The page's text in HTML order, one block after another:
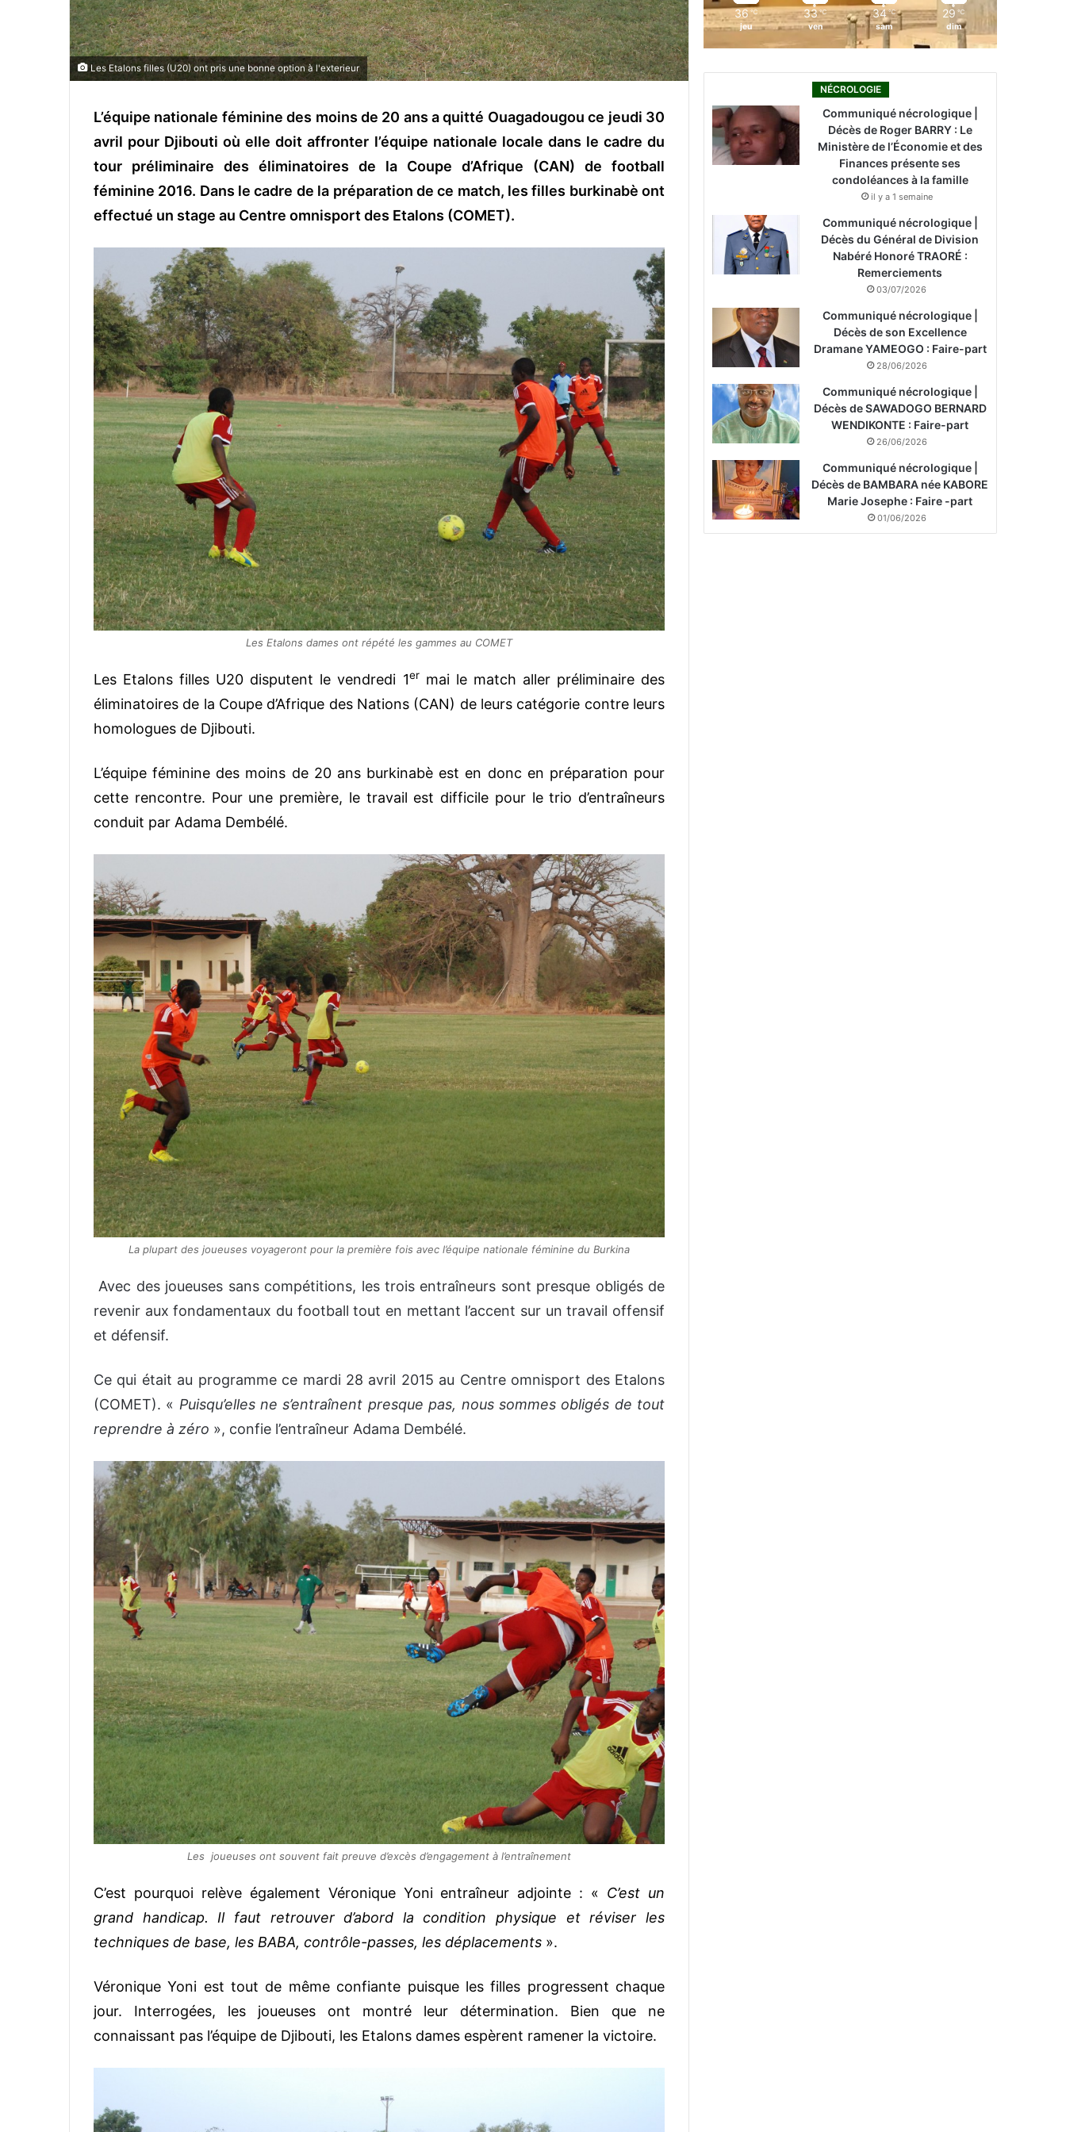
Les Etalons filles (U20) ont pris une bonne option à l'exterieur
L’équipe nationale féminine des moins de 20 ans a quitté Ouagadougou ce jeudi 30
avril pour Djibouti où elle doit affronter l’équipe nationale locale dans le cadre du
tour préliminaire des éliminatoires de la Coupe d’Afrique (CAN) de football
féminine 2016. Dans le cadre de la préparation de ce match, les filles burkinabè ont
effectué un stage au Centre omnisport des Etalons (COMET).
Les Etalons dames ont répété les gammes au COMET
Les Etalons filles U20 disputent le vendredi 1ermai le match aller préliminaire des
éliminatoires de la Coupe d’Afrique des Nations (CAN) de leurs catégorie contre leurs
homologues de Djibouti.
L’équipe féminine des moins de 20 ans burkinabè est en donc en préparation pour
cette rencontre. Pour une première, le travail est difficile pour le trio d’entraîneurs
conduit par Adama Dembélé.
La plupart des joueuses voyageront pour la première fois avec l’équipe nationale féminine du Burkina
Avec des joueuses sans compétitions, les trois entraîneurs sont presque obligés de
revenir aux fondamentaux du football tout en mettant l’accent sur un travail offensif
et défensif.
Ce qui était au programme ce mardi 28 avril 2015 au Centre omnisport des Etalons
(COMET). « Puisqu’elles ne s’entraînent presque pas, nous sommes obligés de tout
reprendre à zéro », confie l’entraîneur Adama Dembélé.
Les joueuses ont souvent fait preuve d’excès d’engagement à l’entraînement
C’est pourquoi relève également Véronique Yoni entraîneur adjointe : « C’est un
grand handicap. Il faut retrouver d’abord la condition physique et réviser les
techniques de base, les BABA, contrôle-passes, les déplacements ».
Véronique Yoni est tout de même confiante puisque les filles progressent chaque
jour. Interrogées, les joueuses ont montré leur détermination. Bien que ne
connaissant pas l’équipe de Djibouti, les Etalons dames espèrent ramener la victoire.
36 ℃
jeu
33 ℃
ven
34 ℃
sam
29 ℃
dim
NÉCROLOGIE
Communiqué nécrologique |
Décès de Roger BARRY : Le
Ministère de l’Économie et des
Finances présente ses
condoléances à la famille
il y a 1 semaine
Communiqué nécrologique |
Décès du Général de Division
Nabéré Honoré TRAORÉ :
Remerciements
03/07/2026
Communiqué nécrologique |
Décès de son Excellence
Dramane YAMEOGO : Faire-part
28/06/2026
Communiqué nécrologique |
Décès de SAWADOGO BERNARD
WENDIKONTE : Faire-part
26/06/2026
Communiqué nécrologique |
Décès de BAMBARA née KABORE
Marie Josephe : Faire -part
01/06/2026